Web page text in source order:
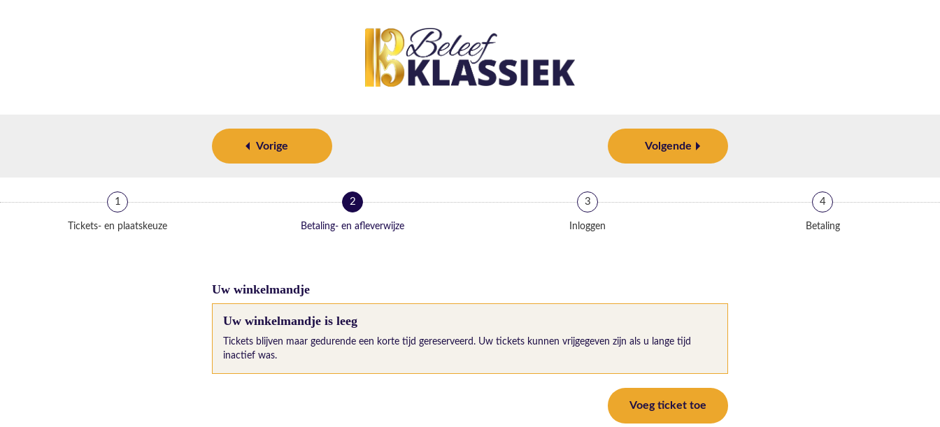
Vorige Volgende
1
Tickets- en plaatskeuze
2
Betaling- en afleverwijze
3
Inloggen
4
Betaling
Uw winkelmandje
Uw winkelmandje is leeg
Tickets blijven maar gedurende een korte tijd gereserveerd. Uw tickets kunnen vrijgegeven zijn als u lange tijd
inactief was.
Voeg ticket toe